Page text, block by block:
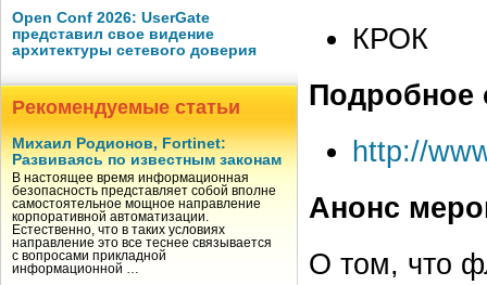
Open Conf 2026: UserGate
представил свое видение
архитектуры сетевого доверия
Рекомендуемые статьи
Михаил Родионов, Fortinet:
Развиваясь по известным законам
В настоящее время информационная
безопасность представляет собой вполне
самостоятельное мощное направление
корпоративной автоматизации.
Естественно, что в таких условиях
направление это все теснее связывается
с вопросами прикладной
информационной …
КРОК
Подробное
http://
Анонс
О том, что